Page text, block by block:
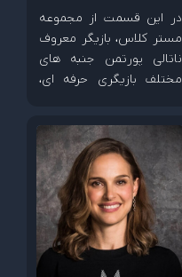
در این قسمت از مجموعه
مستر کلاس، بازیگر معروف
ناتالی پورتمن جنبه های
مختلف بازیگری حرفه ای،
ها را آموزش می دهد.